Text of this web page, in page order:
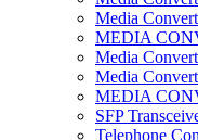
Media
MEDIA
Media
Media
MEDIA
SFP
Telephone